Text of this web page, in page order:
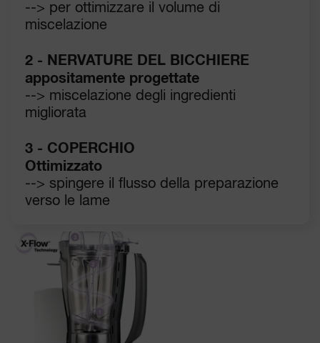
--> per ottimizzare il volume di
miscelazione
2 - NERVATURE DEL BICCHIERE
appositamente progettate
--> miscelazione degli ingredienti
migliorata
3 - COPERCHIO
Ottimizzato
--> spingere il flusso della preparazione
verso le lame